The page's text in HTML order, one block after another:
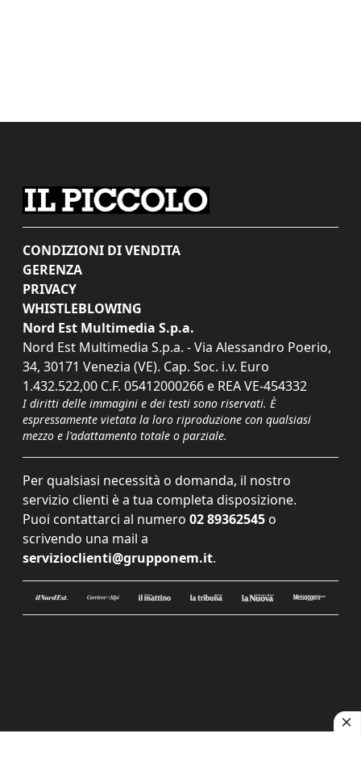
CONDIZIONI DI VENDITA
GERENZA
PRIVACY
WHISTLEBLOWING
Nord Est Multimedia S.p.a.
Nord Est Multimedia S.p.a. - Via Alessandro Poerio,
34, 30171 Venezia (VE). Cap. Soc. i.v. Euro
1.432.522,00 C.F. 05412000266 e REA VE-454332
I diritti delle immagini e dei testi sono riservati. È
espressamente vietata la loro riproduzione con qualsiasi
mezzo e l'adattamento totale o parziale.
Per qualsiasi necessità o domanda, il nostro
servizio clienti è a tua completa disposizione.
Puoi contattarci al numero 02 89362545 o
scrivendo una mail a
servizioclienti@grupponem.it.